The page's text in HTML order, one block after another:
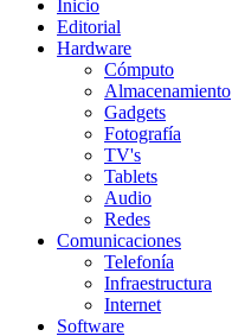
Inicio
Editorial
Hardware
Cómputo
Almacenamiento
Gadgets
Fotografía
TV's
Tablets
Audio
Redes
Comunicaciones
Telefonía
Infraestructura
Internet
Software